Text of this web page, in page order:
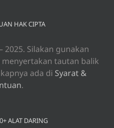
HAK CIPTA
2025. Silakan gunakan
tautan balik
ada di Syarat &
.
ALAT DARING